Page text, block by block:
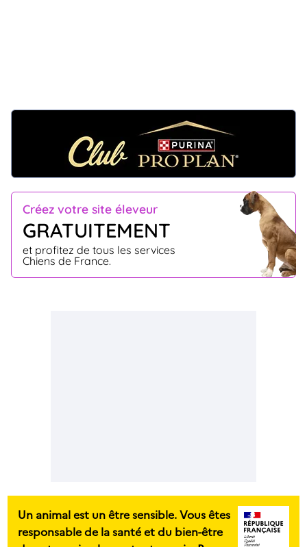
Créez votre site éleveur
GRATUITEMENT
et profitez de tous les services
Chiens de France.
Un animal est un être sensible. Vous êtes
responsable de la santé et du bien-être